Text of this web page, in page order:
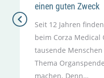
einen guten Zweck
Seit 12 Jahren
beim Corza
tausende
Thema
machen. Denn…